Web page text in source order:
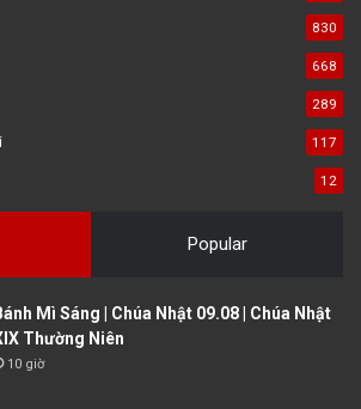
830
668
289
117
12
Popular
Mì Sáng | Chúa Nhật 09.08 | Chúa Nhật
Thường Niên
10 giờ